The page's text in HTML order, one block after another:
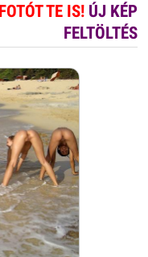
TE IS! ÚJ KÉP
FELTÖLTÉS